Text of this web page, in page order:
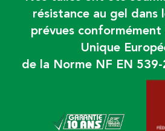
résistance au gel dans
prévues
Unique
de la Norme NF EN